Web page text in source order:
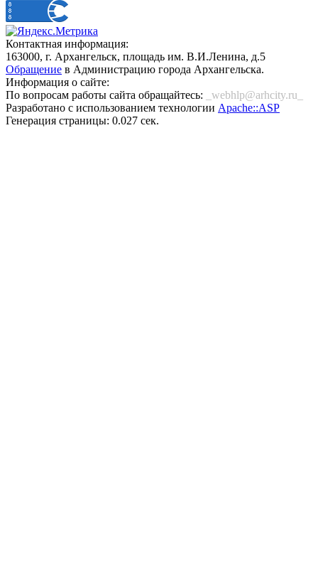
Контактная информация:
163000, г. Архангельск, площадь им. В.И.Ленина, д.5
Обращение в Администрацию города Архангельска.
Информация о сайте:
По вопросам работы сайта обращайтесь:
_webhlp@arhcity.ru_
Разработано с использованием технологии Apache::ASP
Генерация страницы: 0.027 сек.